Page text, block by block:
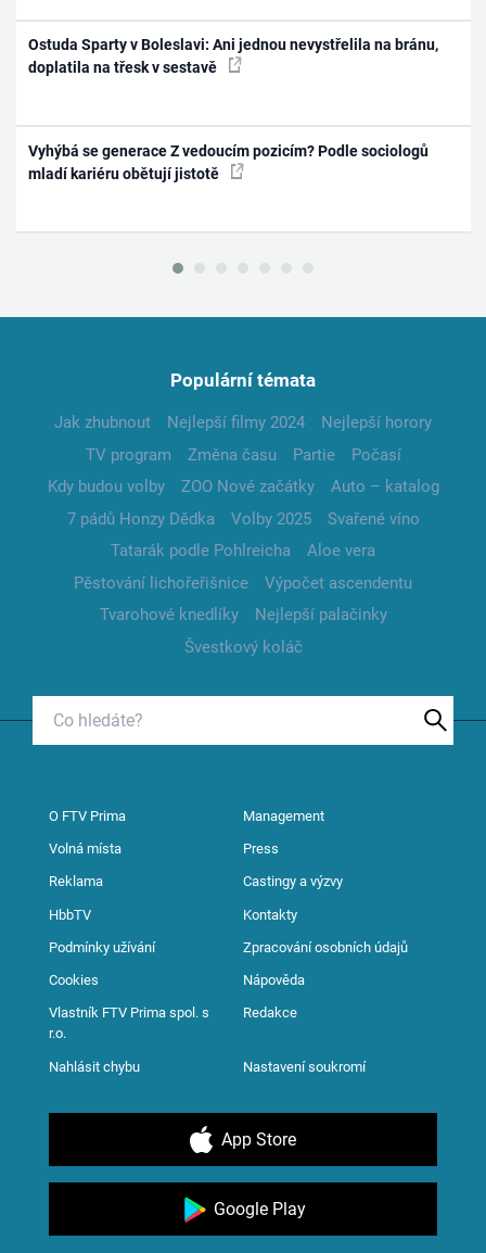
Ostuda Sparty v Boleslavi: Ani jednou nevystřelila na bránu,
doplatila na třesk v sestavě
Vyhýbá se generace Z vedoucím pozicím? Podle sociologů
mladí kariéru obětují jistotě
Populární témata
Jak zhubnout Nejlepší filmy 2024
Nejlepší horory
TV program
Změna času Partie
Počasí
Kdy budou volby
ZOO Nové začátky
Auto – katalog
7 pádů Honzy Dědka
Volby 2025
Svařené víno
Tatarák podle Pohlreicha
Aloe vera
Pěstování lichořeřišnice
Výpočet ascendentu
Tvarohové knedlíky
Nejlepší palačinky
Švestkový koláč
O FTV Prima Management
Volná místa Press
Reklama Castingy a výzvy
HbbTV Kontakty
Podmínky užívání Zpracování osobních údajů
Cookies Nápověda
Vlastník FTV Prima spol. s
r.o.
Redakce
Nahlásit chybu Nastavení soukromí
App Store
Google Play